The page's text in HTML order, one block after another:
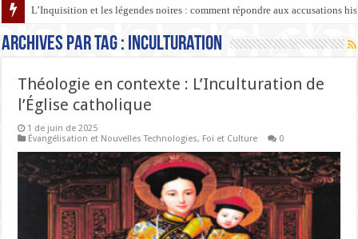
L’Inquisition et les légendes noires : comment répondre aux accusations
Archives par tag : Inculturation
Théologie en contexte : L’Inculturation de
l’Église catholique
1 de juin de 2025
Évangélisation et Nouvelles Technologies, Foi et Culture 0